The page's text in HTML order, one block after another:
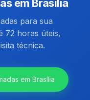
em Brasília
para sua
72 horas úteis,
técnica.
em Brasília